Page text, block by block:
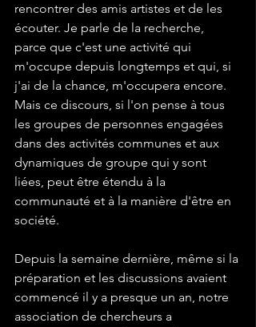
rencontrer des amis artistes et de les
écouter. Je parle de la recherche,
parce que c'est une activité qui
m'occupe depuis longtemps et qui, si
j'ai de la chance, m'occupera encore.
Mais ce discours, si l'on pense à tous
les groupes de personnes engagées
dans des activités communes et aux
dynamiques de groupe qui y sont
liées, peut être étendu à la
communauté et à la manière d'être en
société.
Depuis la semaine dernière, même si la
préparation et les discussions avaient
commencé il y a presque un an, notre
association de chercheurs a